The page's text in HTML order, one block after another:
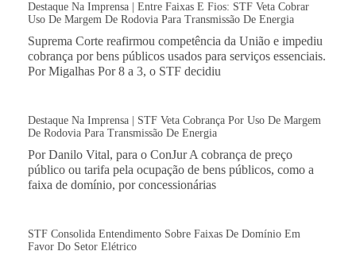
Destaque Na Imprensa | Entre Faixas E Fios: STF Veta Cobrar
Uso De Margem De Rodovia Para Transmissão De Energia
Suprema Corte reafirmou competência da União e impediu
cobrança por bens públicos usados para serviços essenciais.
Por Migalhas Por 8 a 3, o STF decidiu
Destaque Na Imprensa | STF Veta Cobrança Por Uso De Margem
De Rodovia Para Transmissão De Energia
Por Danilo Vital, para o ConJur A cobrança de preço
público ou tarifa pela ocupação de bens públicos, como a
faixa de domínio, por concessionárias
STF Consolida Entendimento Sobre Faixas De Domínio Em
Favor Do Setor Elétrico